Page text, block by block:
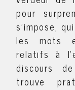
pour
s'impose,
les mots
relatifs à
discours
trouve